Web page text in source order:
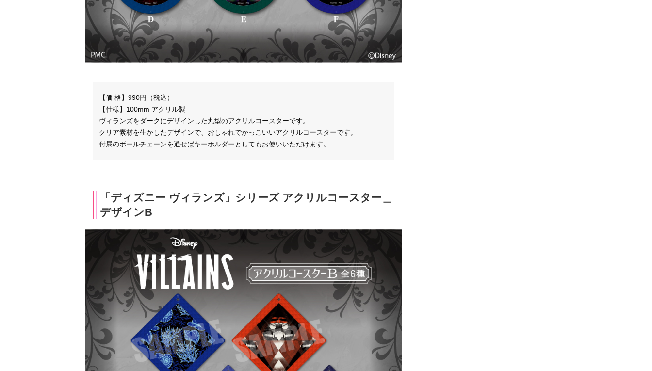
【価 格】990円（税込）
【仕様】100mm アクリル製
ヴィランズをダークにデザインした丸型のアクリルコースターです。
クリア素材を生かしたデザインで、おしゃれでかっこいいアクリルコースターです。
付属のボールチェーンを通せばキーホルダーとしてもお使いいただけます。
「ディズニー ヴィランズ」シリーズ アクリルコースター＿
デザインB